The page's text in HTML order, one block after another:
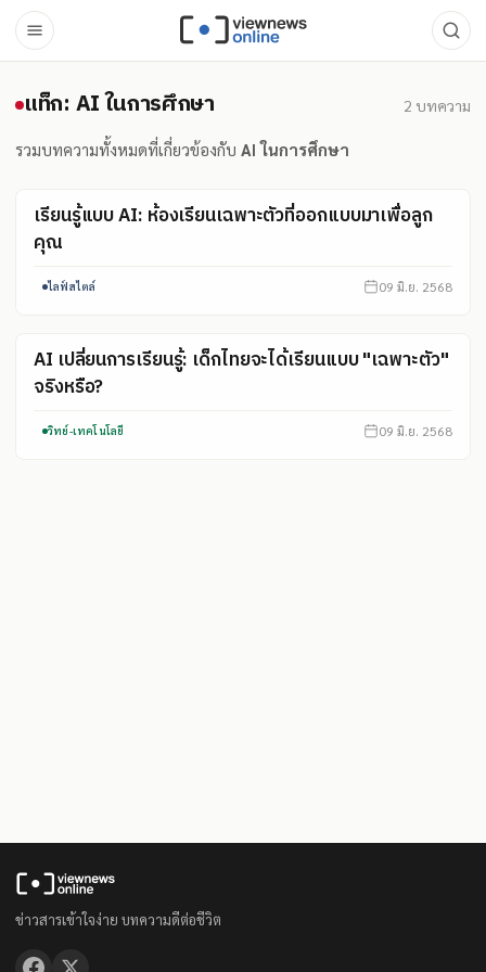
แท็ก: AI ในการศึกษา
แท็ก: AI ในการศึกษา 2 บทความ
รวมบทความทั้งหมดที่เกี่ยวข้องกับ AI ในการศึกษา
เรียนรู้แบบ AI: ห้องเรียนเฉพาะตัวที่ออกแบบมาเพื่อลูก
คุณ
ไลฟ์สไตล์ 09 มิ.ย. 2568
AI เปลี่ยนการเรียนรู้: เด็กไทยจะได้เรียนแบบ "เฉพาะตัว"
จริงหรือ?
วิทย์-เทคโนโลยี 09 มิ.ย. 2568
ข่าวสารเข้าใจง่าย บทความดีต่อชีวิต